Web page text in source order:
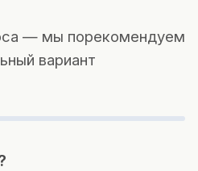
— мы порекомендуем
вариант